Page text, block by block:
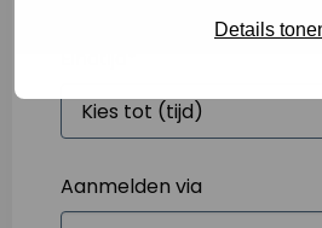
Details
Aanmelden via